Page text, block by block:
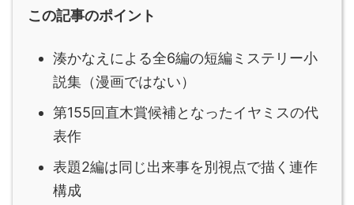
この記事のポイント
湊かなえによる全6編の短編ミステリー小
説集（漫画ではない）
第155回直木賞候補となったイヤミスの代
表作
表題2編は同じ出来事を別視点で描く連作
構成